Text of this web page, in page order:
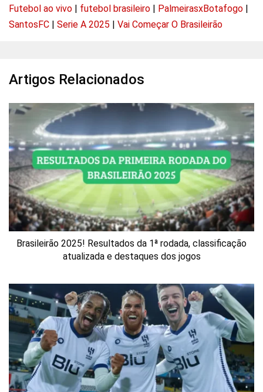
Futebol ao vivo | futebol brasileiro | PalmeirasxBotafogo |
SantosFC | Serie A 2025 | Vai Começar O Brasileirão
Artigos Relacionados
Brasileirão 2025! Resultados da 1ª rodada, classificação
atualizada e destaques dos jogos